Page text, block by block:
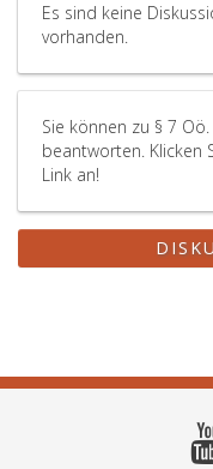
Es sind keine
vorhanden.
Sie können zu § 7
beantworten. Klicken
Link an!